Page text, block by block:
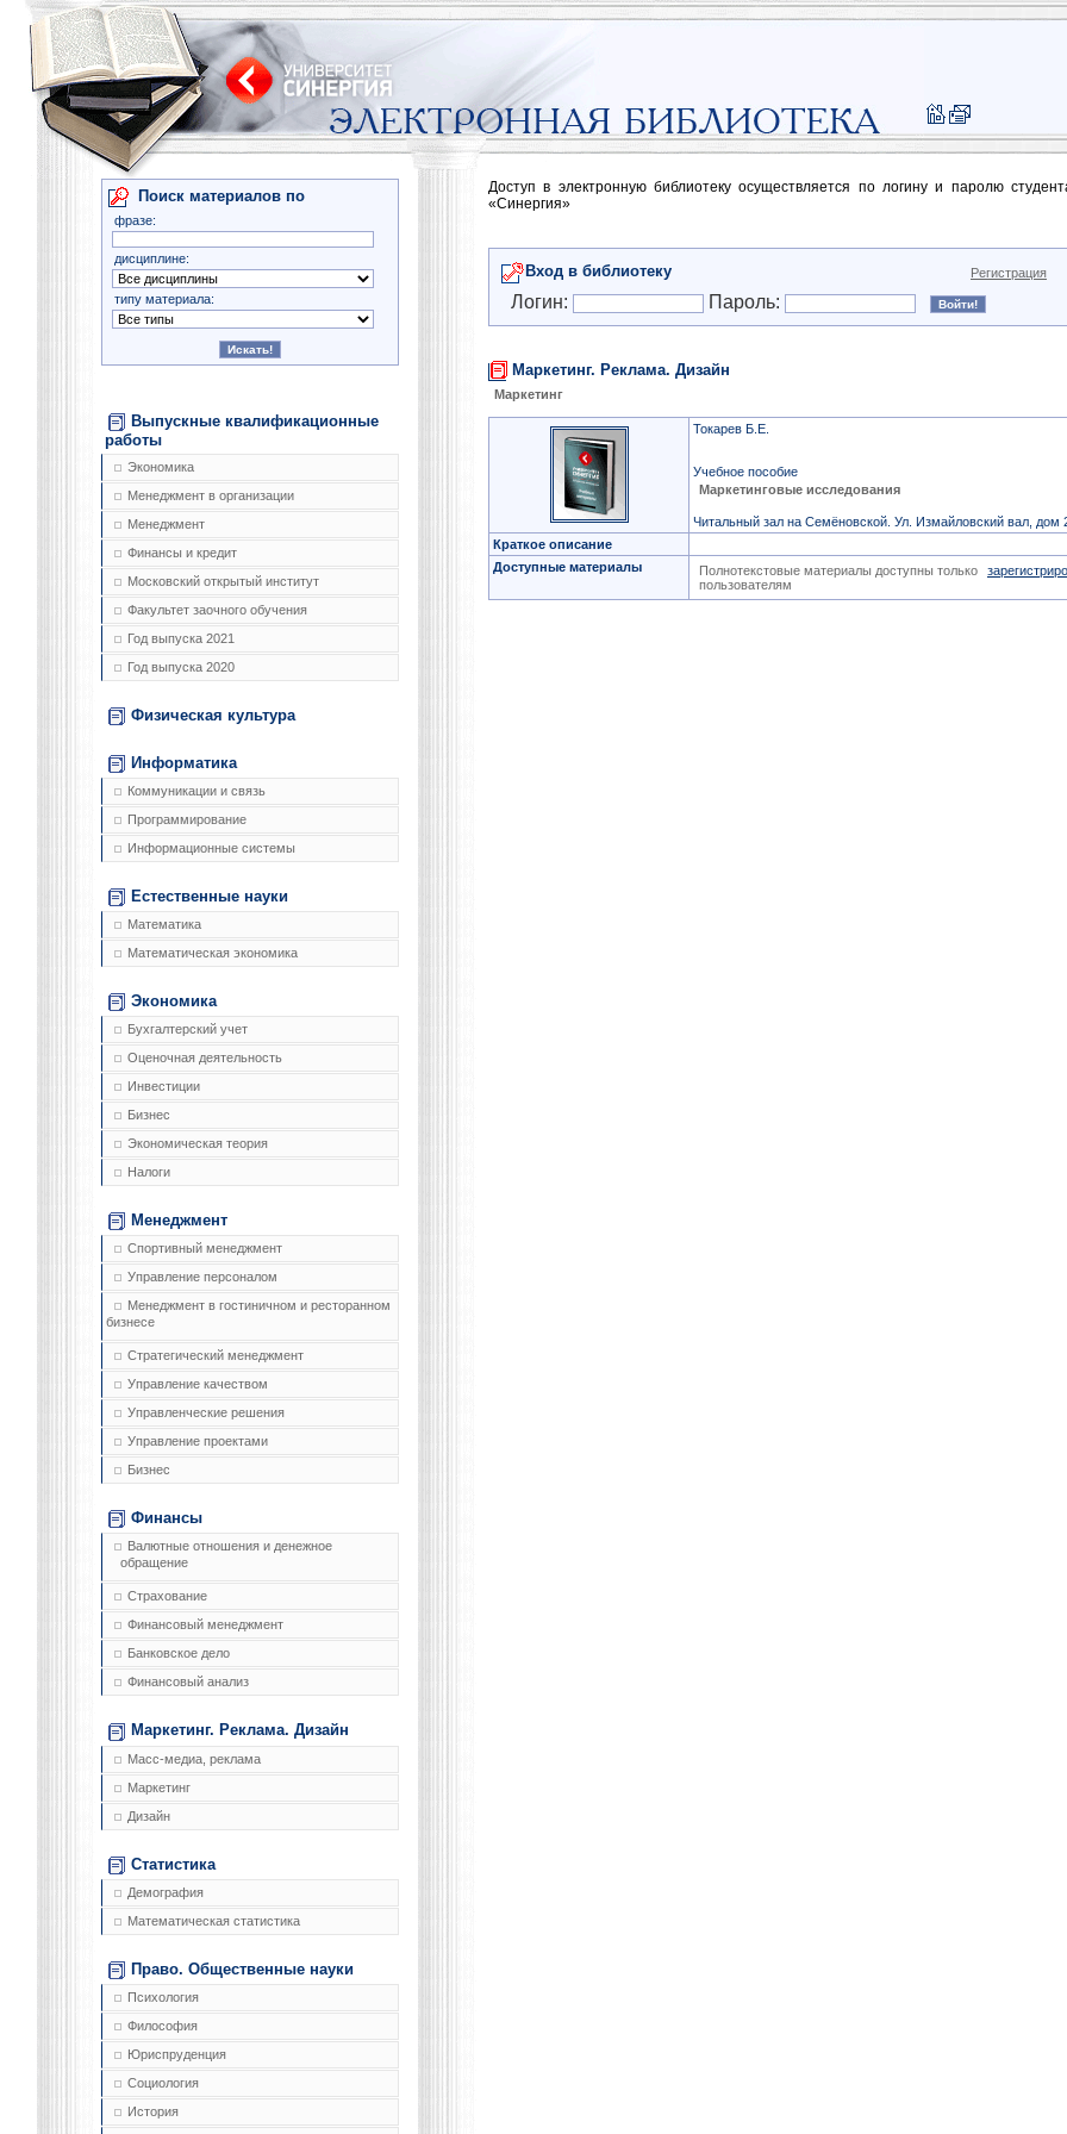
Поиск материалов по
фразе:
дисциплине:
типу материала:
Выпускные квалификационные
работы
Экономика
Менеджмент в организации
Менеджмент
Финансы и кредит
Московский открытый институт
Факультет заочного обучения
Год выпуска 2021
Год выпуска 2020
Физическая культура
Информатика
Коммуникации и связь
Программирование
Информационные системы
Естественные науки
Математика
Математическая экономика
Экономика
Бухгалтерский учет
Оценочная деятельность
Инвестиции
Бизнес
Экономическая теория
Налоги
Менеджмент
Спортивный менеджмент
Управление персоналом
Менеджмент в гостиничном и ресторанном
бизнесе
Стратегический менеджмент
Управление качеством
Управленческие решения
Управление проектами
Бизнес
Финансы
Валютные отношения и денежное
обращение
Страхование
Финансовый менеджмент
Банковское дело
Финансовый анализ
Маркетинг. Реклама. Дизайн
Масс-медиа, реклама
Маркетинг
Дизайн
Статистика
Демография
Математическая статистика
Право. Общественные науки
Психология
Философия
Юриспруденция
Социология
История
Доступ в электронную библиотеку осуществляется по логину и паролю
«Синергия»
Вход в библиотеку Регистрация
Логин: Пароль:
Маркетинг. Реклама. Дизайн
Маркетинг
Токарев Б.Е.
Учебное пособие
Маркетинговые исследования
Читальный зал на Семёновской. Ул. Измайловский вал, дом
Краткое описание
Доступные материалы
Полнотекстовые материалы доступны только
пользователям